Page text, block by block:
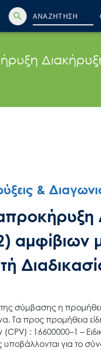
Search
for:
Search Button
&
αμφίβιων
της σύμβασης η
. Τα προς προμήθεια
(CPV) : 16600000–1 –
για το